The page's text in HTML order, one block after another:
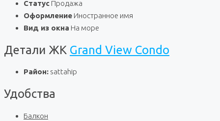
Статус Продажа
Оформление Иностранное имя
Вид из окна На море
Детали ЖК Grand View Condo
Район: sattahip
Удобства
Балкон